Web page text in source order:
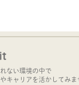
ない環境の中で
キャリアを活かしてみま